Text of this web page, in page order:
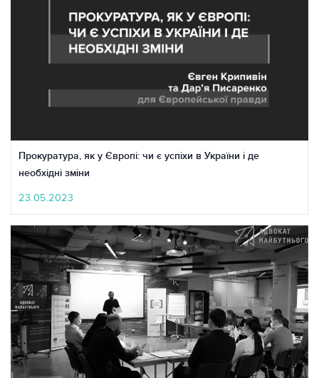
Прокуратура, як у Європі: чи є успіхи в України і де
необхідні зміни
23.05.2023